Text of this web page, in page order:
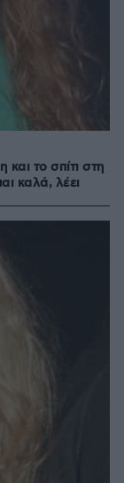
το σπίτι στη
καλά, λέει